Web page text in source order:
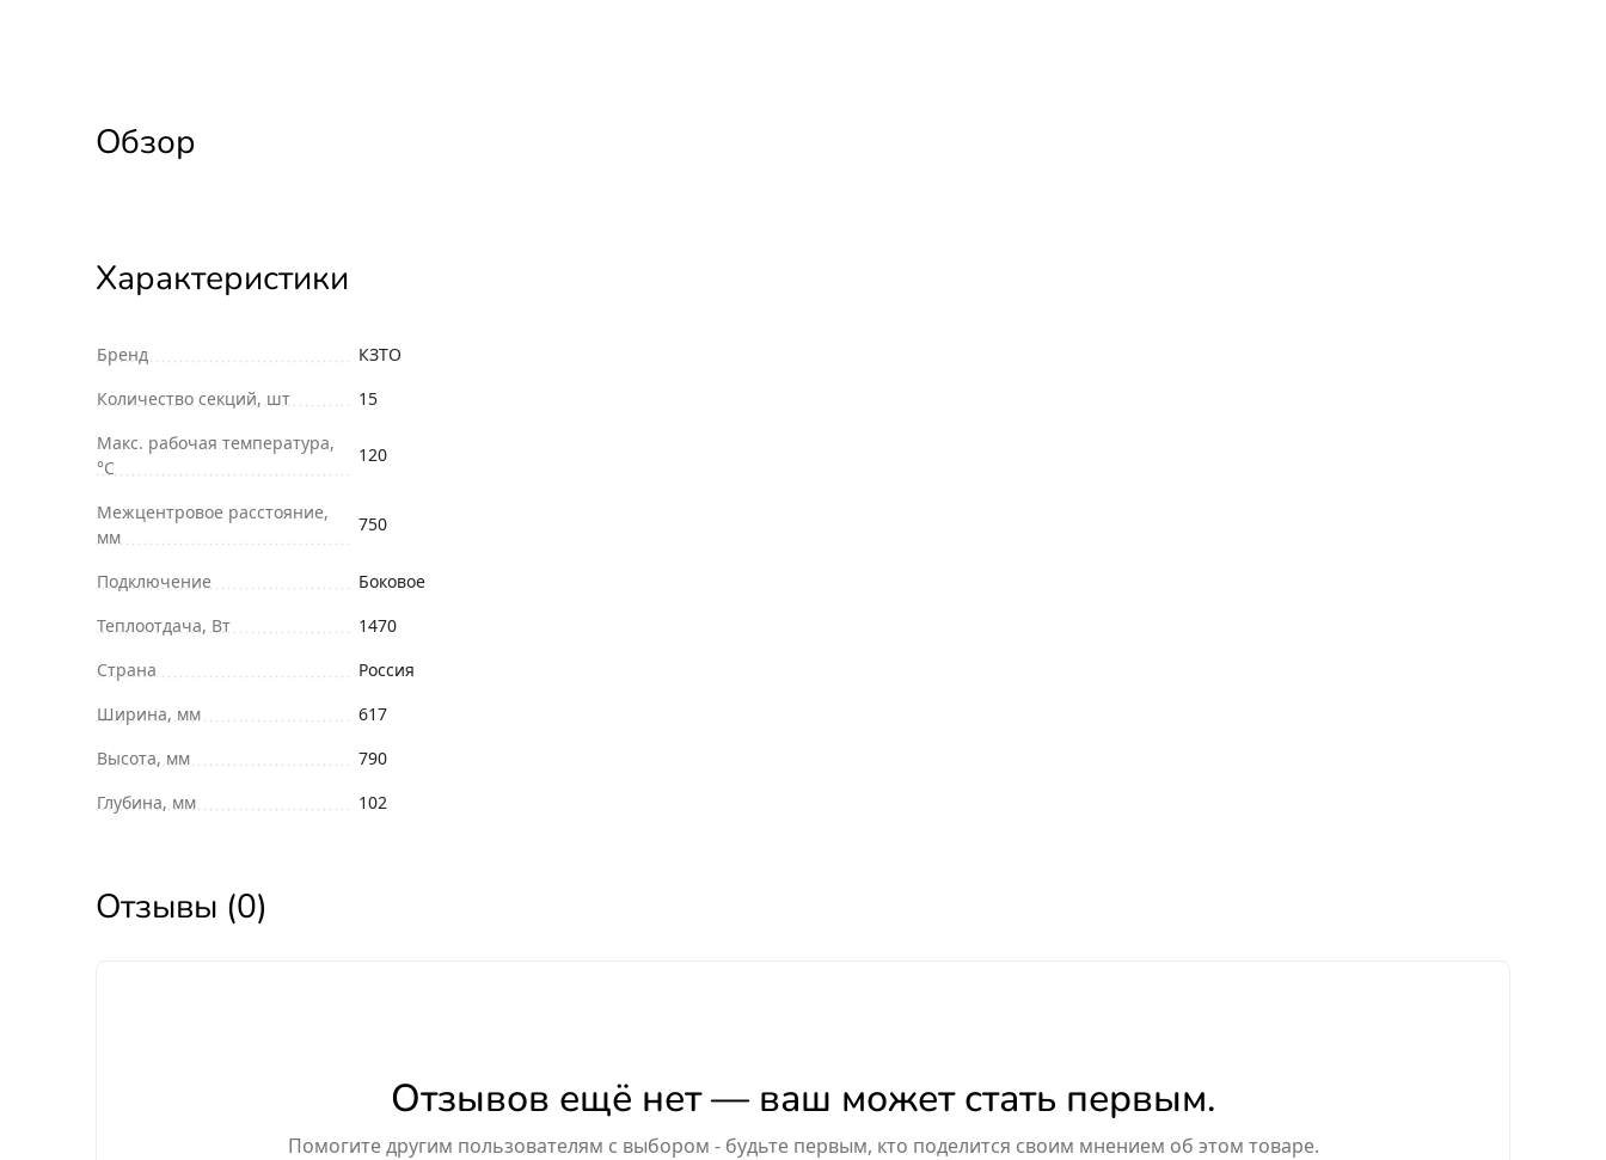
Обзор
Характеристики
Бренд
КЗТО
Количество секций, шт
15
Макс. рабочая температура,
°С
120
Межцентровое расстояние,
мм
750
Подключение
Боковое
Теплоотдача, Вт
1470
Страна
Россия
Ширина, мм
617
Высота, мм
790
Глубина, мм
102
Отзывы (0)
Отзывов ещё нет — ваш может стать первым.
Помогите другим пользователям с выбором - будьте первым, кто поделится своим мнением об этом товаре.